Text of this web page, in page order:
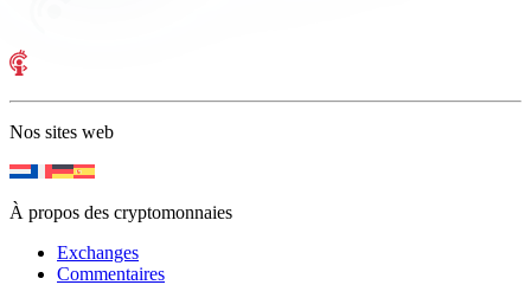
Nos sites web
À propos des cryptomonnaies
Exchanges
Commentaires